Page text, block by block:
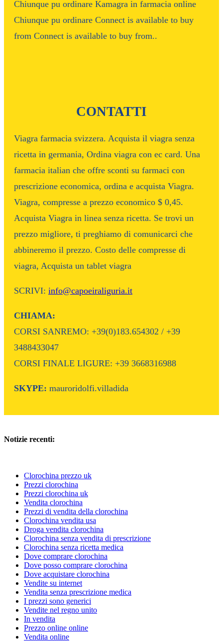
Chiunque pu ordinare Kamagra in farmacia online
Chiunque pu ordinare Connect is available to buy
from Connect is available to buy from..
CONTATTI
Viagra farmacia svizzera. Acquista il viagra senza
ricetta in germania, Ordina viagra con ec card. Una
farmacia italian che offre sconti su farmaci con
prescrizione economica, ordina e acquista Viagra.
Viagra, compresse a prezzo economico $ 0,45.
Acquista Viagra in linea senza ricetta. Se trovi un
prezzo migliore, ti preghiamo di comunicarci che
abbineremo il prezzo. Costo delle compresse di
viagra, Acquista un tablet viagra
SCRIVI: info@capoeiraliguria.it
CHIAMA:
CORSI SANREMO: +39(0)183.654302 / +39
3488433047
CORSI FINALE LIGURE: +39 3668316988
SKYPE: mauroridolfi.villadida
Notizie recenti:
Clorochina prezzo uk
Prezzi clorochina
Prezzi clorochina uk
Vendita clorochina
Prezzi di vendita della clorochina
Clorochina vendita usa
Droga vendita clorochina
Clorochina senza vendita di prescrizione
Clorochina senza ricetta medica
Dove comprare clorochina
Dove posso comprare clorochina
Dove acquistare clorochina
Vendite su internet
Vendita senza prescrizione medica
I prezzi sono generici
Vendite nel regno unito
In vendita
Prezzo online online
Vendita online